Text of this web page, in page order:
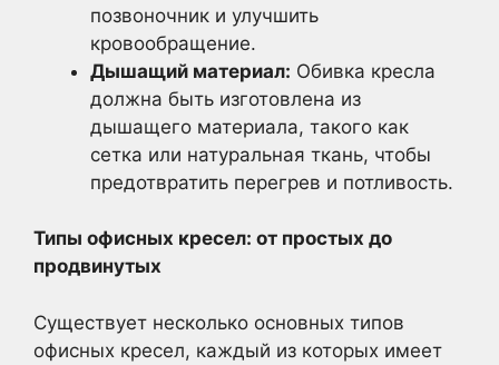
позвоночник и улучшить
кровообращение.
Дышащий материал: Обивка кресла
должна быть изготовлена из
дышащего материала, такого как
сетка или натуральная ткань, чтобы
предотвратить перегрев и потливость.
Типы офисных кресел: от простых до
продвинутых
Существует несколько основных типов
офисных кресел, каждый из которых имеет